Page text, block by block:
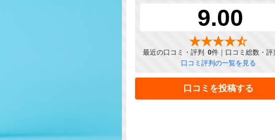
9.00
最近の口コミ・評判 0件｜口コミ総数・評
口コミ評判の一覧を見る
口コミを投稿する